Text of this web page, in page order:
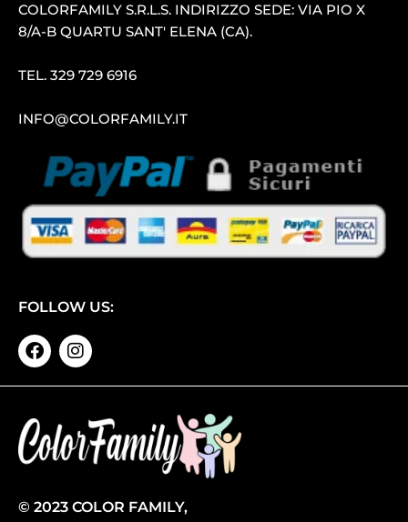
COLORFAMILY S.R.L.S. INDIRIZZO SEDE: VIA PIO X
8/A-B QUARTU SANT′ ELENA (CA).
TEL. 329 729 6916
INFO@COLORFAMILY.IT
FOLLOW US:
© 2023 COLOR FAMILY,